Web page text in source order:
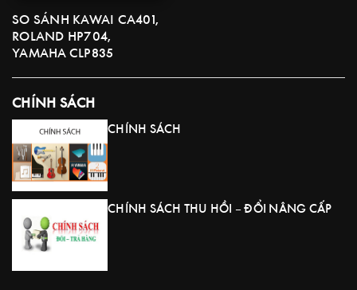
SO SÁNH KAWAI CA401,
ROLAND HP704,
YAMAHA CLP835
CHÍNH SÁCH
CHÍNH SÁCH
CHÍNH SÁCH THU HỒI – ĐỔI NÂNG CẤP